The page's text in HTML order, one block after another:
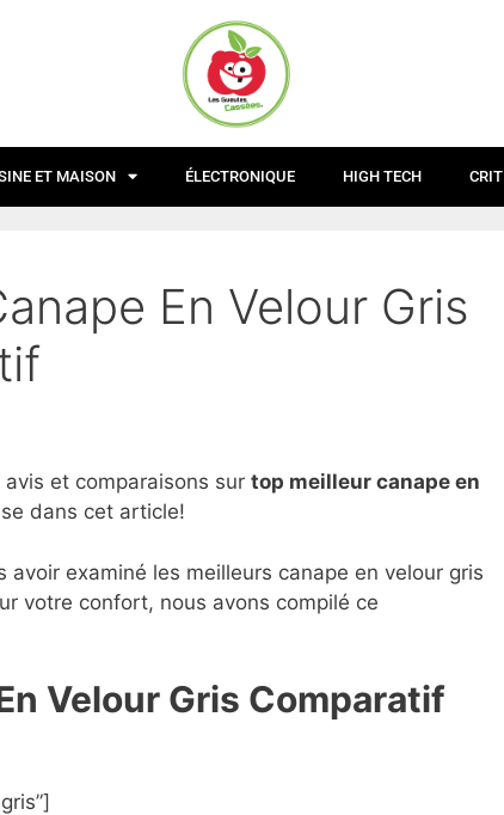
ET MAISON ÉLECTRONIQUE HIGH TECH
En Velour Gris
et comparaisons sur top meilleur canape en
dans cet article!
avoir examiné les meilleurs canape en velour gris
votre confort, nous avons compilé ce
Velour Gris Comparatif